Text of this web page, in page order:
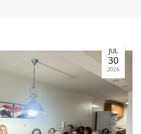
JUL
30
2026